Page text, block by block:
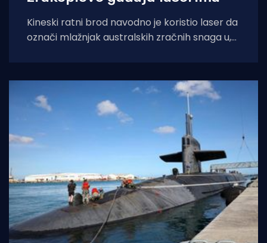
Kineski ratni brod navodno je koristio laser da
označi mlažnjak australskih zračnih snaga u,